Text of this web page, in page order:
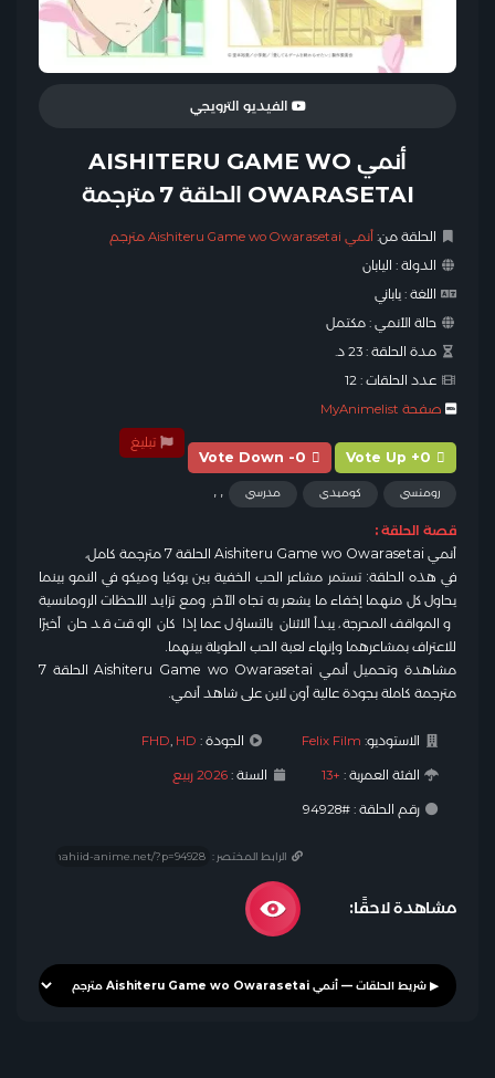
الفيديو الترويجي
أنمي AISHITERU GAME WO
OWARASETAI الحلقة 7 مترجمة
الحلقة من:أنمي Aishiteru Game wo Owarasetai مترجم
الدولة : اليابان
اللغة :ياباني
حالة الأنمي :مكتمل
مدة الحلقة :23 د.
عدد الحلقات : 12
صفحة MyAnimelist
Vote Up +0
Vote Down -0
تبليغ
رومنسي كوميدي مدرسي
قصة الحلقة :
أنمي Aishiteru Game wo Owarasetai الحلقة 7 مترجمة كامل،
في هذه الحلقة: تستمر مشاعر الحب الخفية بين يوكيا وميكو في النمو بينما
يحاول كل منهما إخفاء ما يشعر به تجاه الآخر. ومع تزايد اللحظات الرومانسية
والمواقف المحرجة، يبدأ الاثنان بالتساؤل عما إذا كان الوقت قد حان أخيرًا
للاعتراف بمشاعرهما وإنهاء لعبة الحب الطويلة بينهما.
مشاهدة وتحميل أنمي Aishiteru Game wo Owarasetai الحلقة 7
مترجمة كاملة بجودة عالية أون لاين على شاهد أنمي.
الاستوديو: Felix Film الجودة : FHD HD
الفئة العمرية : +13 السنة : 2026 ربيع
رقم الحلقة : #94928
الرابط المختصر :
مشاهدة لاحقًا: